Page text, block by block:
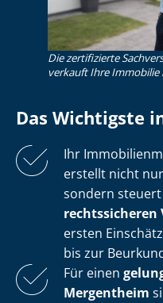
Die zertifizierte
verkauft Ihre Immobilie
Das Wichtigste
Ihr
erstellt nicht
sondern
ersten
bis zur
Für einen
Mergentheim